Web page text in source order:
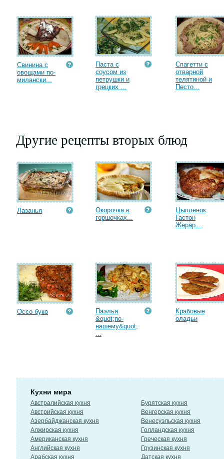
Свинина с
овощами по-
милански...
Паста с
соусом из
петрушки и
грецких ...
Спагетти с
отварной
телятиной и
Песто...
Другие рецепты вторых блюд
Лазанья
Окорочка в
горшочках...
Цыпленок
Гастон
Жерар...
Оссо буко
Паэлья
&quot;по-
нашему&quot;
...
Крабовые
оладьи
Кухни мира
Австралийская кухня
Австрийская кухня
Азербайджанская кухня
Алжирская кухня
Американская кухня
Английская кухня
Арабская кухня
Бурятская кухня
Венгерская кухня
Венесуэльская кухня
Голландская кухня
Греческая кухня
Грузинская кухня
Датская кухня